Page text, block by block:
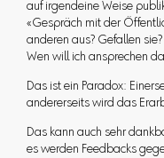
auf irgendeine Weise
«Gespräch mit der
anderen aus? Gefallen
Wen will ich ansprechen
Das ist ein Paradox:
andererseits wird das
Das kann auch sehr
es werden Feedbacks